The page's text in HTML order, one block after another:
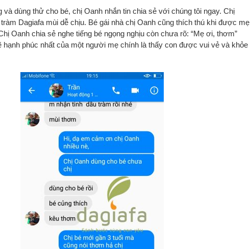
và dùng thử cho bé, chị Oanh nhắn tin chia sẻ với chúng tôi ngay. Chị
Dagiafa mùi dễ chịu. Bé gái nhà chị Oanh cũng thích thú khi được mẹ
Oanh chia sẻ nghe tiếng bé ngọng nghịu còn chưa rõ: “Mẹ ơi, thơm”
hạnh phúc nhất của một người mẹ chính là thấy con được vui vẻ và khỏe